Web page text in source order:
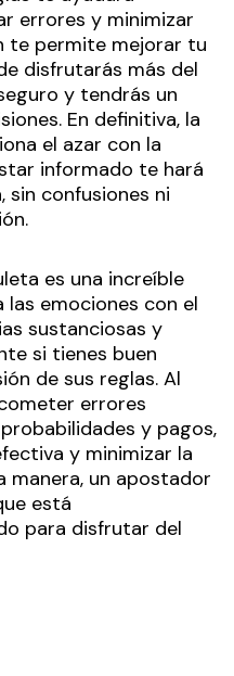
errores y minimizar
te permite mejorar tu
disfrutarás más del
y tendrás un
En definitiva, la
el azar con la
informado te hará
sin confusiones ni
es una increíble
las emociones con el
sustanciosas y
si tienes buen
de sus reglas. Al
errores
y pagos,
y minimizar la
manera, un apostador
está
para disfrutar del